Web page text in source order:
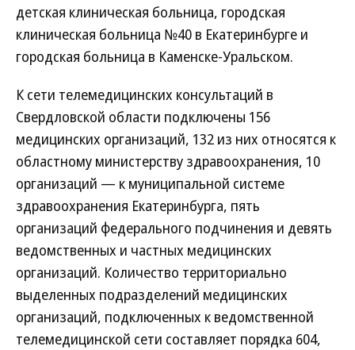
детская клиническая больница, городская
клиническая больница №40 в Екатеринбурге и
городская больница в Каменске-Уральском.
К сети телемедицинских консультаций в
Свердловской области подключены 156
медицинских организаций, 132 из них относятся к
областному министерству здравоохранения, 10
организаций — к муниципальной системе
здравоохранения Екатеринбурга, пять
организаций федерального подчинения и девять
ведомственных и частных медицинских
организаций. Количество территориально
выделенных подразделений медицинских
организаций, подключенных к ведомственной
телемедицинской сети составляет порядка 604,